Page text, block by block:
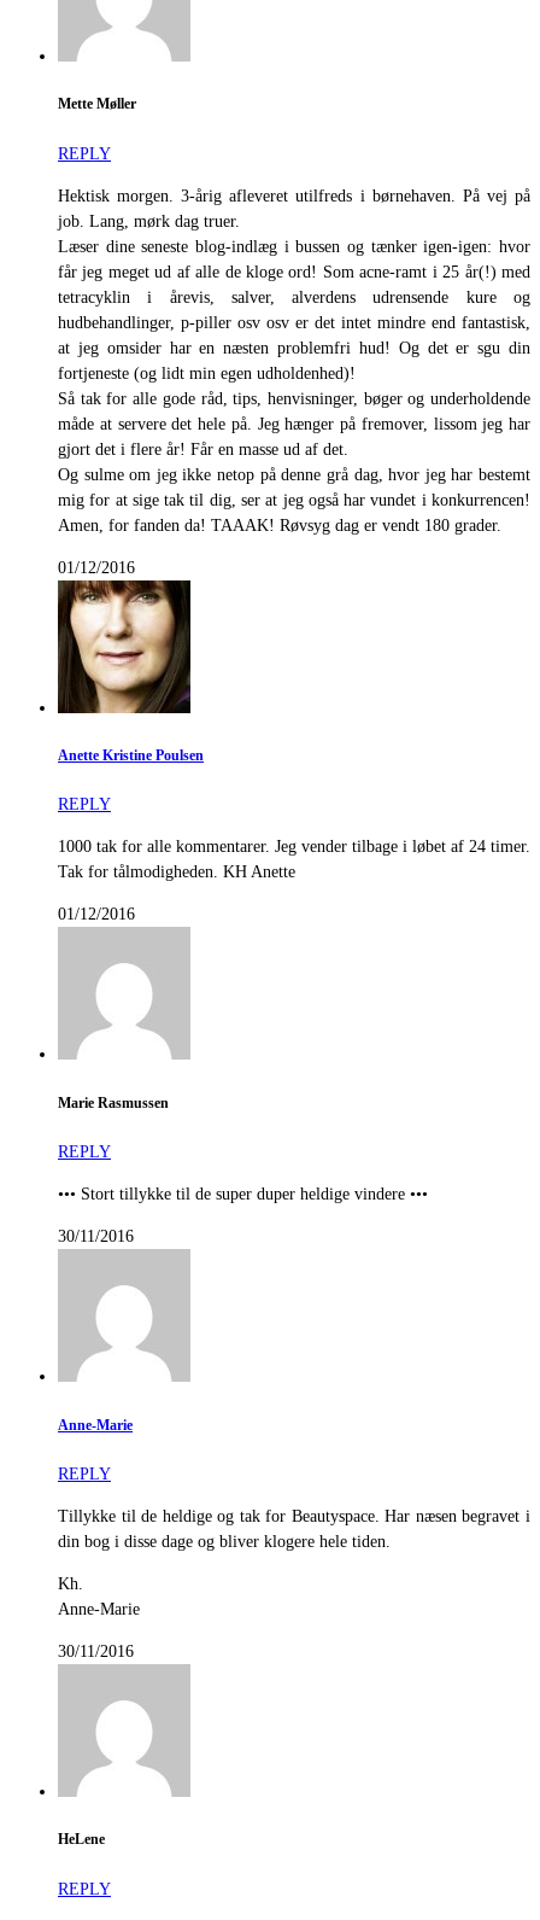
Mette Møller
REPLY
Hektisk morgen. 3-årig afleveret utilfreds i børnehaven. På vej på
job. Lang, mørk dag truer.
Læser dine seneste blog-indlæg i bussen og tænker igen-igen: hvor
får jeg meget ud af alle de kloge ord! Som acne-ramt i 25 år(!) med
tetracyklin i årevis, salver, alverdens udrensende kure og
hudbehandlinger, p-piller osv osv er det intet mindre end fantastisk,
at jeg omsider har en næsten problemfri hud! Og det er sgu din
fortjeneste (og lidt min egen udholdenhed)!
Så tak for alle gode råd, tips, henvisninger, bøger og underholdende
måde at servere det hele på. Jeg hænger på fremover, lissom jeg har
gjort det i flere år! Får en masse ud af det.
Og sulme om jeg ikke netop på denne grå dag, hvor jeg har bestemt
mig for at sige tak til dig, ser at jeg også har vundet i konkurrencen!
Amen, for fanden da! TAAAK! Røvsyg dag er vendt 180 grader.
01/12/2016
Anette Kristine Poulsen
REPLY
1000 tak for alle kommentarer. Jeg vender tilbage i løbet af 24 timer.
Tak for tålmodigheden. KH Anette
01/12/2016
Marie Rasmussen
REPLY
••• Stort tillykke til de super duper heldige vindere •••
30/11/2016
Anne-Marie
REPLY
Tillykke til de heldige og tak for Beautyspace. Har næsen begravet i
din bog i disse dage og bliver klogere hele tiden.
Kh.
Anne-Marie
30/11/2016
HeLene
REPLY